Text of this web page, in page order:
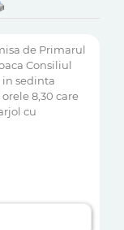
de Primarul
Consiliul
in sedinta
8,30 care
cu